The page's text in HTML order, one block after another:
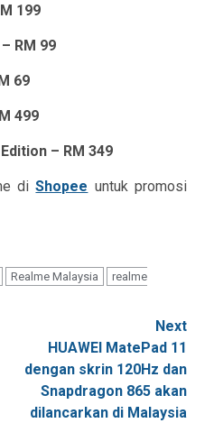
199
RM 99
69
499
– RM 349
diShopee untuk promosi
Realme Malaysia
realme
Next
HUAWEI MatePad 11
dengan skrin 120Hz dan
Snapdragon 865 akan
dilancarkan di Malaysia